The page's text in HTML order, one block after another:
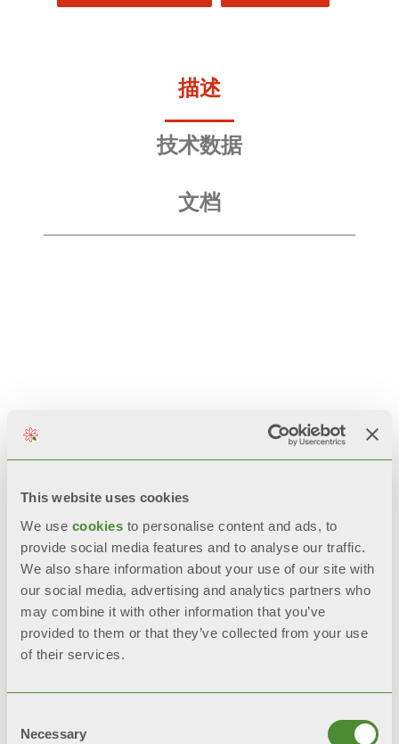
This website uses cookies
We use cookies to personalise content and ads, to
provide social media features and to analyse our traffic.
We also share information about your use of our site with
our social media, advertising and analytics partners who
may combine it with other information that you’ve
provided to them or that they’ve collected from your use
of their services.
Selection
Necessary
描述
技术数据
文档
您可能感兴趣的相
关产品